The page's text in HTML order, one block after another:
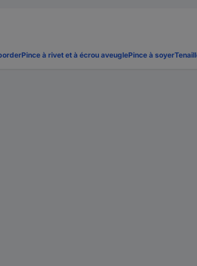
Pince à rivet et à écrou aveuglePince à soyer